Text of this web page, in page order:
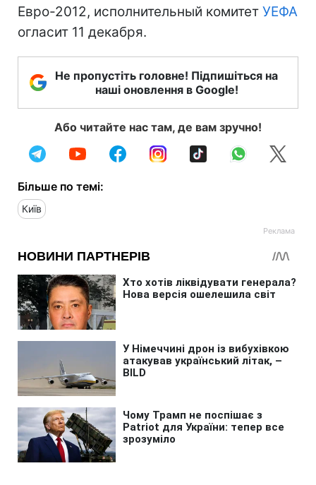
Евро-2012, исполнительный комитет УЕФА
огласит 11 декабря.
Не пропустіть головне! Підпишіться на
наші оновлення в Google!
Або читайте нас там, де вам зручно!
Більше по темі:
Київ